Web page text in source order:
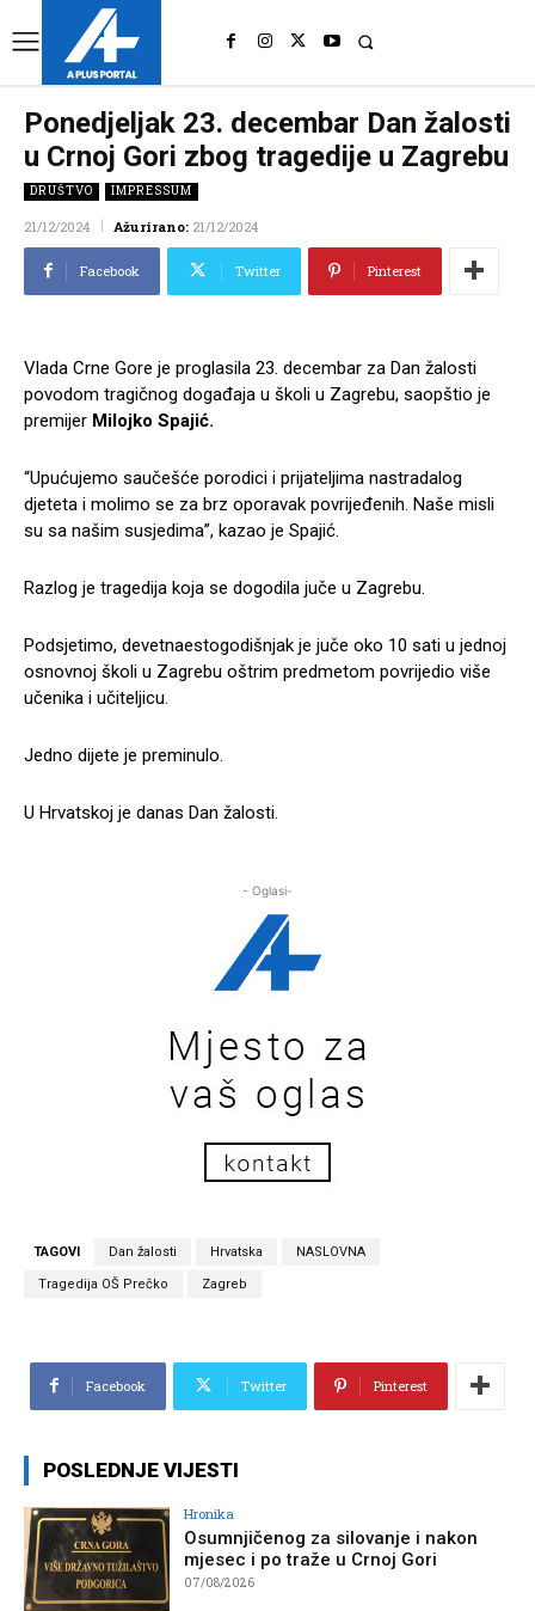
Ponedjeljak 23. decembar Dan žalosti
u Crnoj Gori zbog tragedije u Zagrebu
DRUŠTVO IMPRESSUM
21/12/2024 Ažurirano: 21/12/2024
Facebook Twitter Pinterest
Vlada Crne Gore je proglasila 23. decembar za Dan žalosti
povodom tragičnog događaja u školi u Zagrebu, saopštio je
premijer Milojko Spajić.
“Upućujemo saučešće porodici i prijateljima nastradalog
djeteta i molimo se za brz oporavak povrijeđenih. Naše misli
su sa našim susjedima”, kazao je Spajić.
Razlog je tragedija koja se dogodila juče u Zagrebu.
Podsjetimo, devetnaestogodišnjak je juče oko 10 sati u jednoj
osnovnoj školi u Zagrebu oštrim predmetom povrijedio više
učenika i učiteljicu.
Jedno dijete je preminulo.
U Hrvatskoj je danas Dan žalosti.
- Oglasi-
TAGOVI Dan žalosti Hrvatska NASLOVNA
Tragedija OŠ Prečko Zagreb
Facebook Twitter Pinterest
POSLEDNJE VIJESTI
Hronika
Osumnjičenog za silovanje i nakon
mjesec i po traže u Crnoj Gori
07/08/2026